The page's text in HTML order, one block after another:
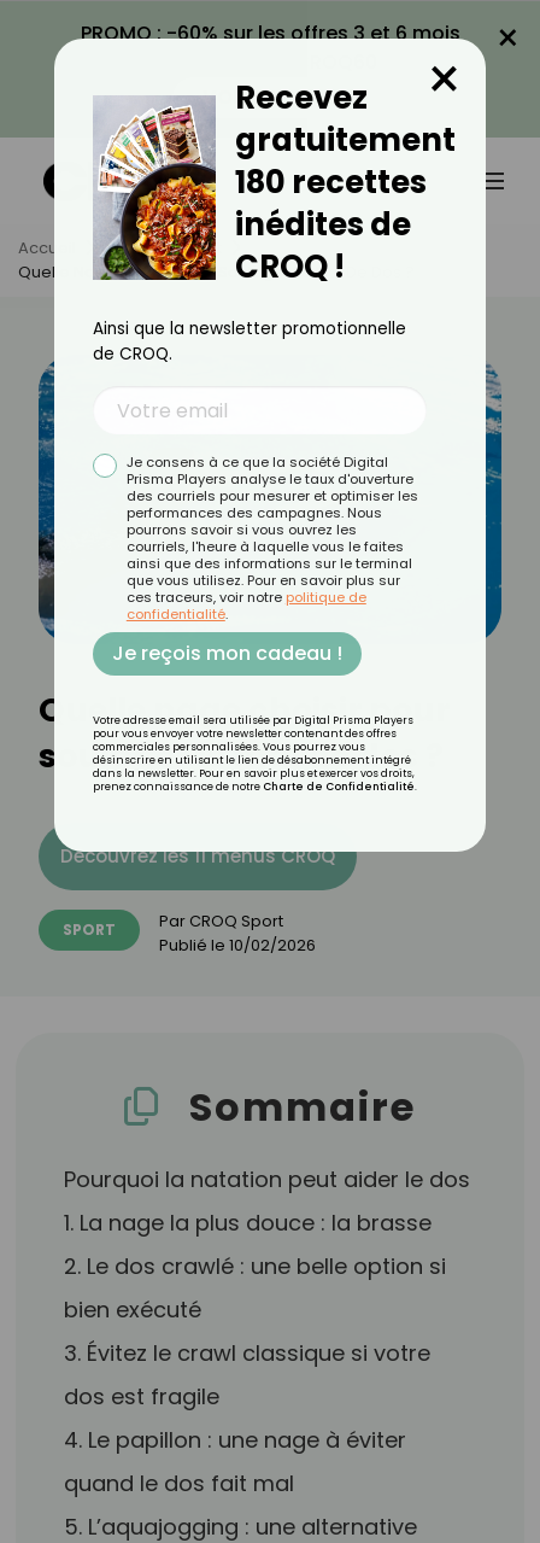
PROMO : -60% sur les offres 3 et 6 mois
VOIR LA PROMO
×
Accueil Actus
Sport
Quelle Nage Choisir Pour Soulager Le Mal De Dos ?
Quelle nage choisir pour
soulager le mal de dos ?
Découvrez les 11 menus CROQ
SPORT Par CROQ Sport
Publié le 10/02/2026
Sommaire
Pourquoi la natation peut aider le dos
1. La nage la plus douce : la brasse
2. Le dos crawlé : une belle option si
bien exécuté
3. Évitez le crawl classique si votre
dos est fragile
4. Le papillon : une nage à éviter
quand le dos fait mal
5. L’aquajogging : une alternative
Recevez
gratuitement
180 recettes
inédites de
CROQ !
×
Ainsi que la newsletter promotionnelle
de CROQ.
Je consens à ce que la société Digital
Prisma Players analyse le taux d'ouverture
des courriels pour mesurer et optimiser les
performances des campagnes. Nous
pourrons savoir si vous ouvrez les
courriels, l'heure à laquelle vous le faites
ainsi que des informations sur le terminal
que vous utilisez. Pour en savoir plus sur
ces traceurs, voir notre politique de
confidentialité.
Je reçois mon cadeau !
Votre adresse email sera utilisée par Digital Prisma Players
pour vous envoyer votre newsletter contenant des offres
commerciales personnalisées. Vous pourrez vous
désinscrire en utilisant le lien de désabonnement intégré
dans la newsletter. Pour en savoir plus et exercer vos droits,
prenez connaissance de notre Charte de Confidentialité.